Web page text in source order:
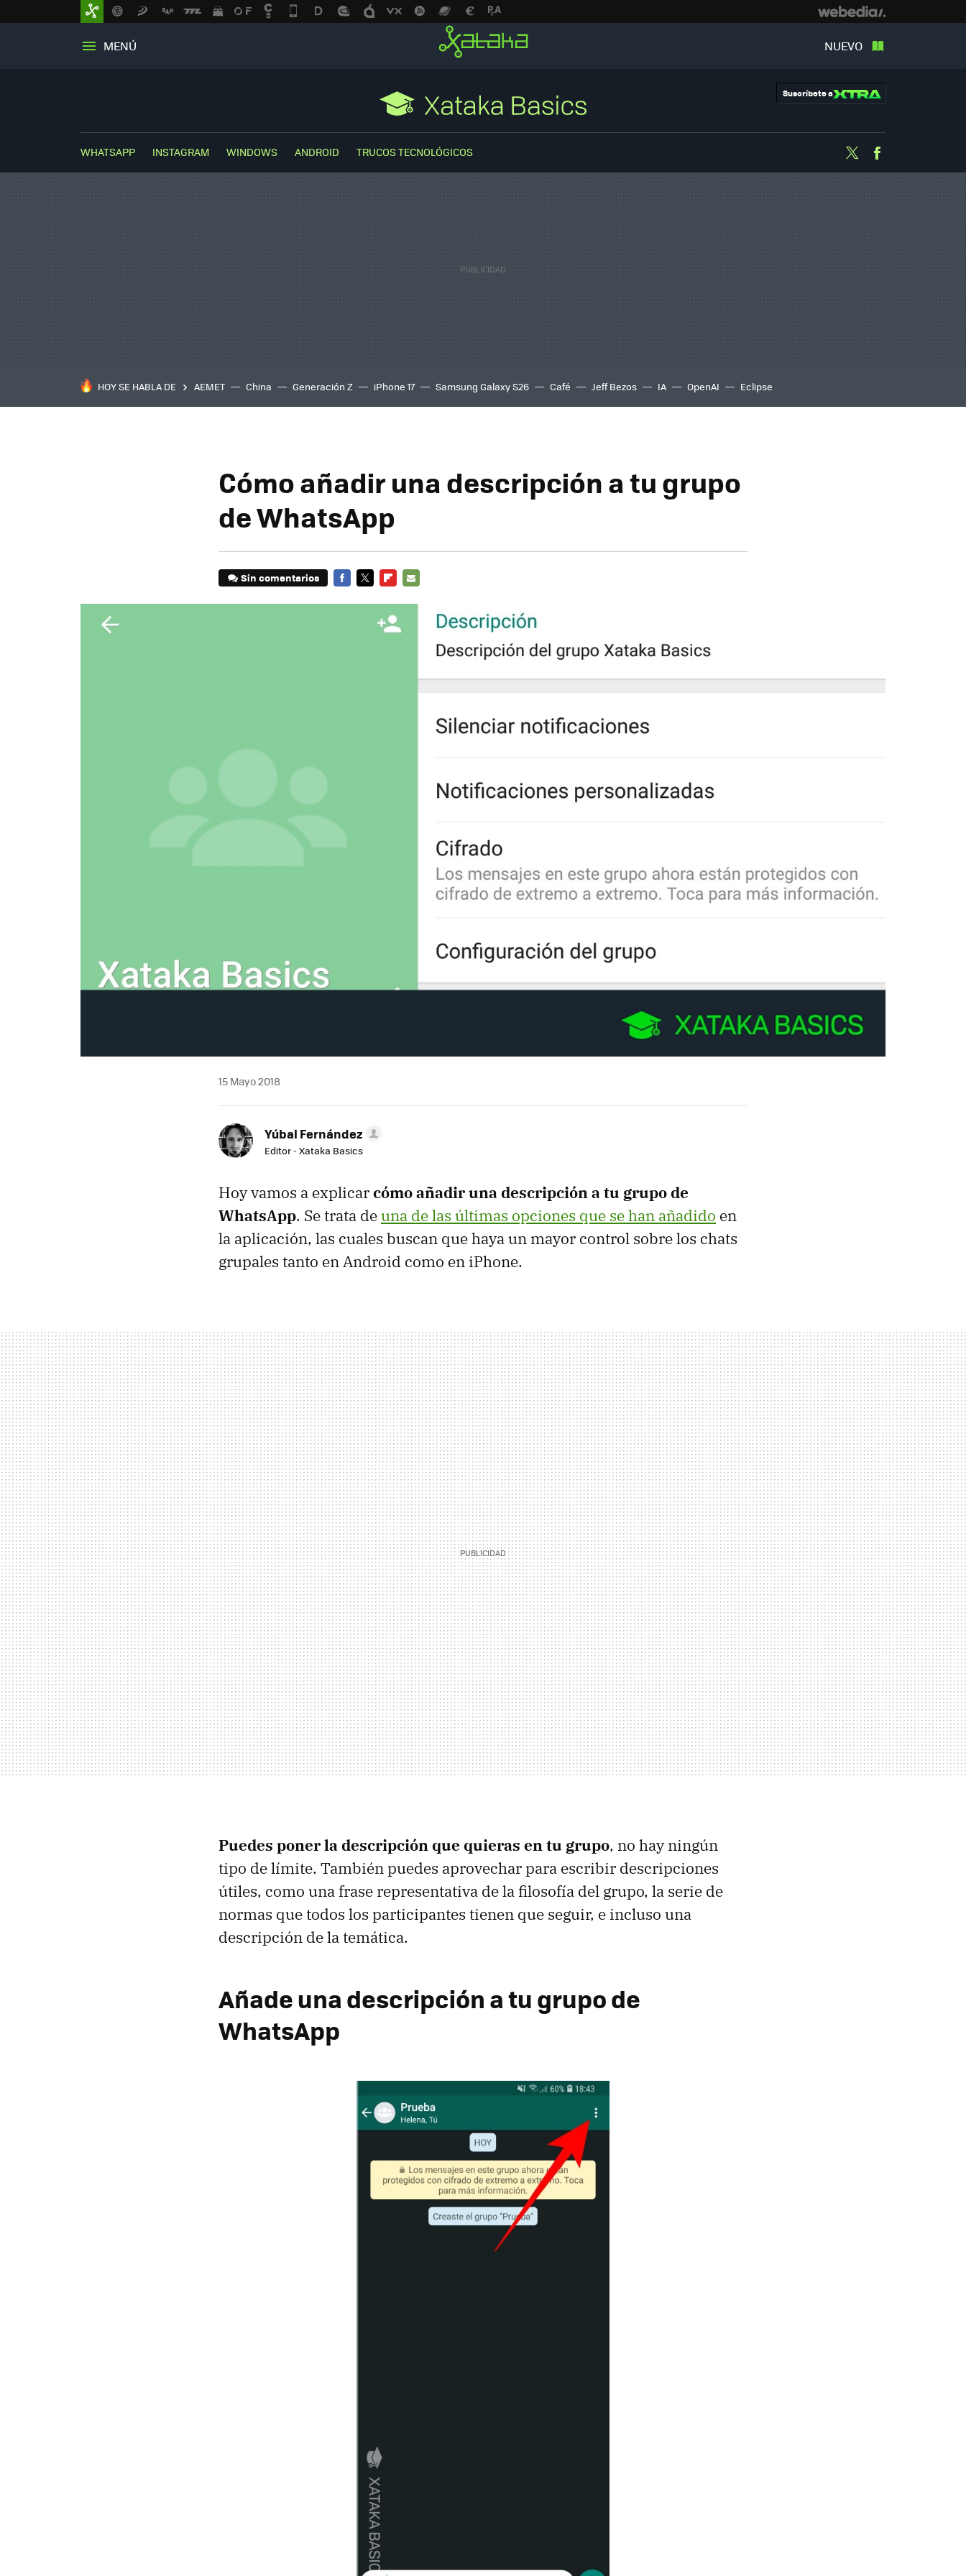
MENÚ NUEVO
Suscríbete a
WHATSAPP INSTAGRAM WINDOWS ANDROID TRUCOS TECNOLÓGICOS Twitter
HOY SE HABLA DE AEMET China Generación Z iPhone 17 Samsung Galaxy S26 Café Jeff Bezos IA OpenAI Eclipse
Cómo añadir una descripción a tu grupo
de WhatsApp
Sin comentarios
15 Mayo 2018
Yúbal Fernández
Editor - Xataka Basics
Hoy vamos a explicarcómo añadir una descripción a tu grupo de
WhatsApp. Se trata deuna de las últimas opciones que se han añadido en
la aplicación, las cuales buscan que haya un mayor control sobre los chats
grupales tanto en Android como en iPhone.
Puedes poner la descripción que quieras en tu grupo, no hay ningún
tipo de límite. También puedes aprovechar para escribir descripciones
útiles, como una frase representativa de la filosofía del grupo, la serie de
normas que todos los participantes tienen que seguir, e incluso una
descripción de la temática.
Añade una descripción a tu grupo de
WhatsApp